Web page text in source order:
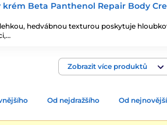
krém Beta Panthenol Repair Body
hedvábnou texturou poskytuje
Zobrazit více produktů
Od nejdražšího Od